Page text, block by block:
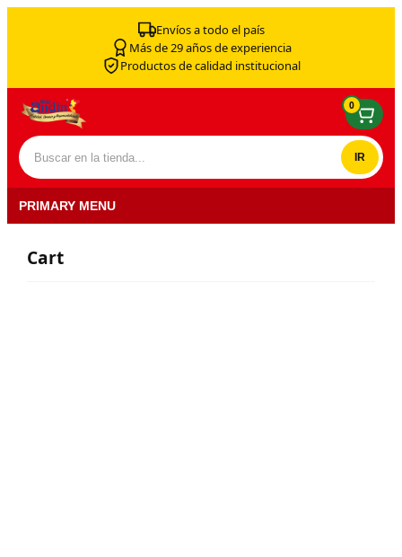
Envíos a todo el país
Más de 29 años de experiencia
Productos de calidad institucional
Buscar por:
0
PRIMARY MENU
Cart